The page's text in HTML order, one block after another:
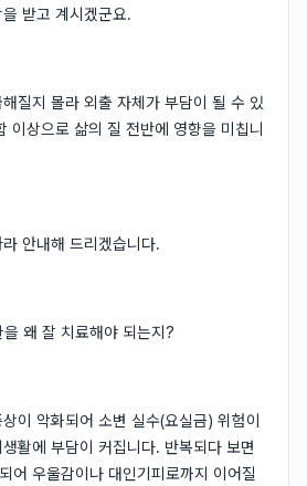
받고 계시겠군요.
질지 몰라 외출 자체가 부담이 될 수 있
이상으로 삶의 질 전반에 영향을 미칩니
안내해 드리겠습니다.
왜 잘 치료해야 되는지?
이 악화되어 소변 실수(요실금) 위험이
활에 부담이 커집니다. 반복되다 보면
어 우울감이나 대인기피로까지 이어질